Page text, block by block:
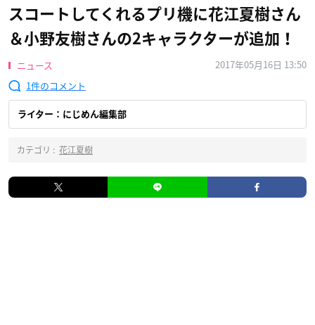
スコートしてくれるプリ機に花江夏樹さん
＆小野友樹さんの2キャラクターが追加！
ニュース
2017年05月16日 13:50
1
ライター：にじめん編集部
カテゴリ : 花江夏樹